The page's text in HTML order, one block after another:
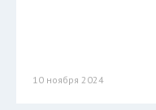
10 ноября 2024